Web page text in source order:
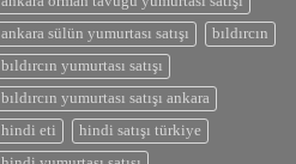
ankara sülün yumurtası satışı
bıldırcın
bıldırcın yumurtası satışı
bıldırcın yumurtası satışı ankara
hindi eti
hindi satışı türkiye